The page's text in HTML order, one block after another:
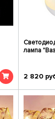
лампа
2 820